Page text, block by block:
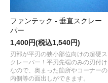
ファンテック - 垂直スクレー
パー
1,400円(税込1,540円)
刃部が平刃の狭小部位向けの超硬ス
クレーパー！平刃先端のみの刃付け
なので、奥まった箇所やコーナーの
内側等の面出しができます。